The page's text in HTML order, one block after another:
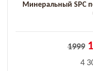
Минеральный SPC
1999
4